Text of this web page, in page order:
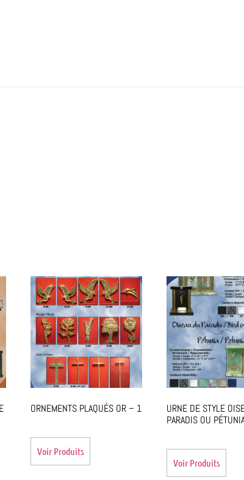
ORNEMENTS PLAQUÉS OR – 1
Voir Produits
URNE DE STYLE
PARADIS OU
Voir Produits